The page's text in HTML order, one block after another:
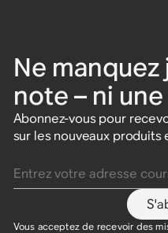
Ne manquez
note – ni
Abonnez-vous pour
sur les nouveaux produits
Vous acceptez de recevoir des